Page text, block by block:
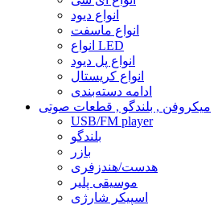
انواع دیود
انواع ماسفت
انواع LED
انواع پل دیود
انواع کریستال
ادامه دسته‌بندی
میکروفن , بلندگو , قطعات صوتی
USB/FM player
بلندگو
بازر
هدست/هندزفری
موسیقی پلیر
اسپیکر شارژی